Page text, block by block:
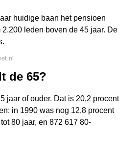
huidige baan het pensioen
leden boven de 45 jaar. De
de 65?
jaar of ouder. Dat is 20,2 procent
in 1990 was nog 12,8 procent
80 jaar, en 872 617 80-